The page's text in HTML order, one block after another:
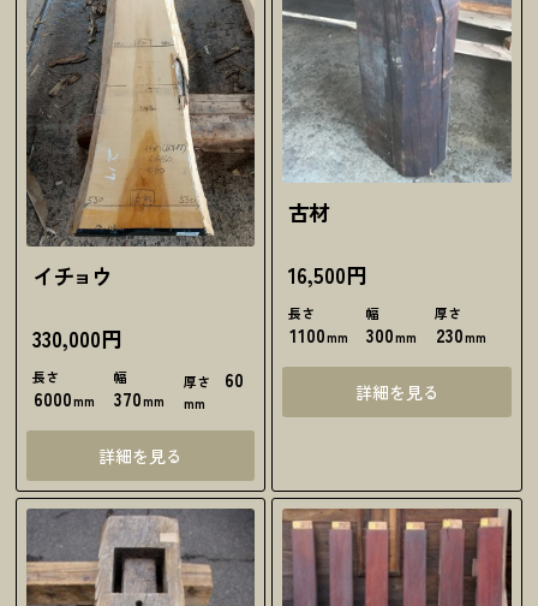
イチョウ
330,000円
長さ
6000mm
幅
370mm
厚さ 60
mm
詳細を見る
古材
16,500円
長さ
1100mm
幅
300mm
厚さ
230mm
詳細を見る